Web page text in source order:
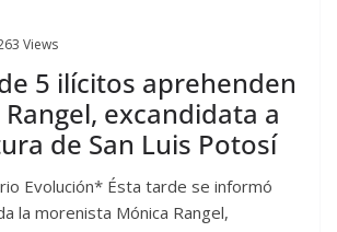
Views
5 ilícitos aprehenden
excandidata a
de San Luis Potosí
Evolución* Ésta tarde se informó
la morenista Mónica Rangel,